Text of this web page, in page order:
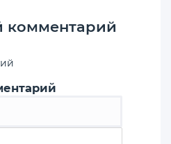
комментарий